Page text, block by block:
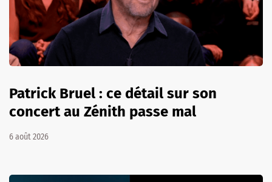
Patrick Bruel : ce détail sur son
concert au Zénith passe mal
6 août 2026